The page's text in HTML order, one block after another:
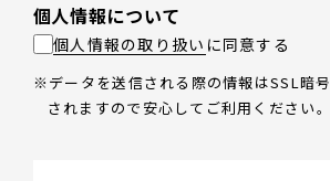
個人情報について
個人情報の取り扱い に同意する
データを送信される際の情報はSSL暗
されますので安心してご利用ください。